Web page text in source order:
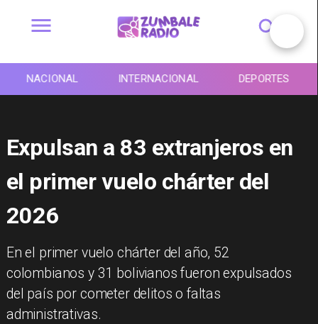
NACIONAL INTERNACIONAL DEPORTES
Expulsan a 83 extranjeros en
el primer vuelo chárter del
2026
En el primer vuelo chárter del año, 52
colombianos y 31 bolivianos fueron expulsados
del país por cometer delitos o faltas
administrativas.